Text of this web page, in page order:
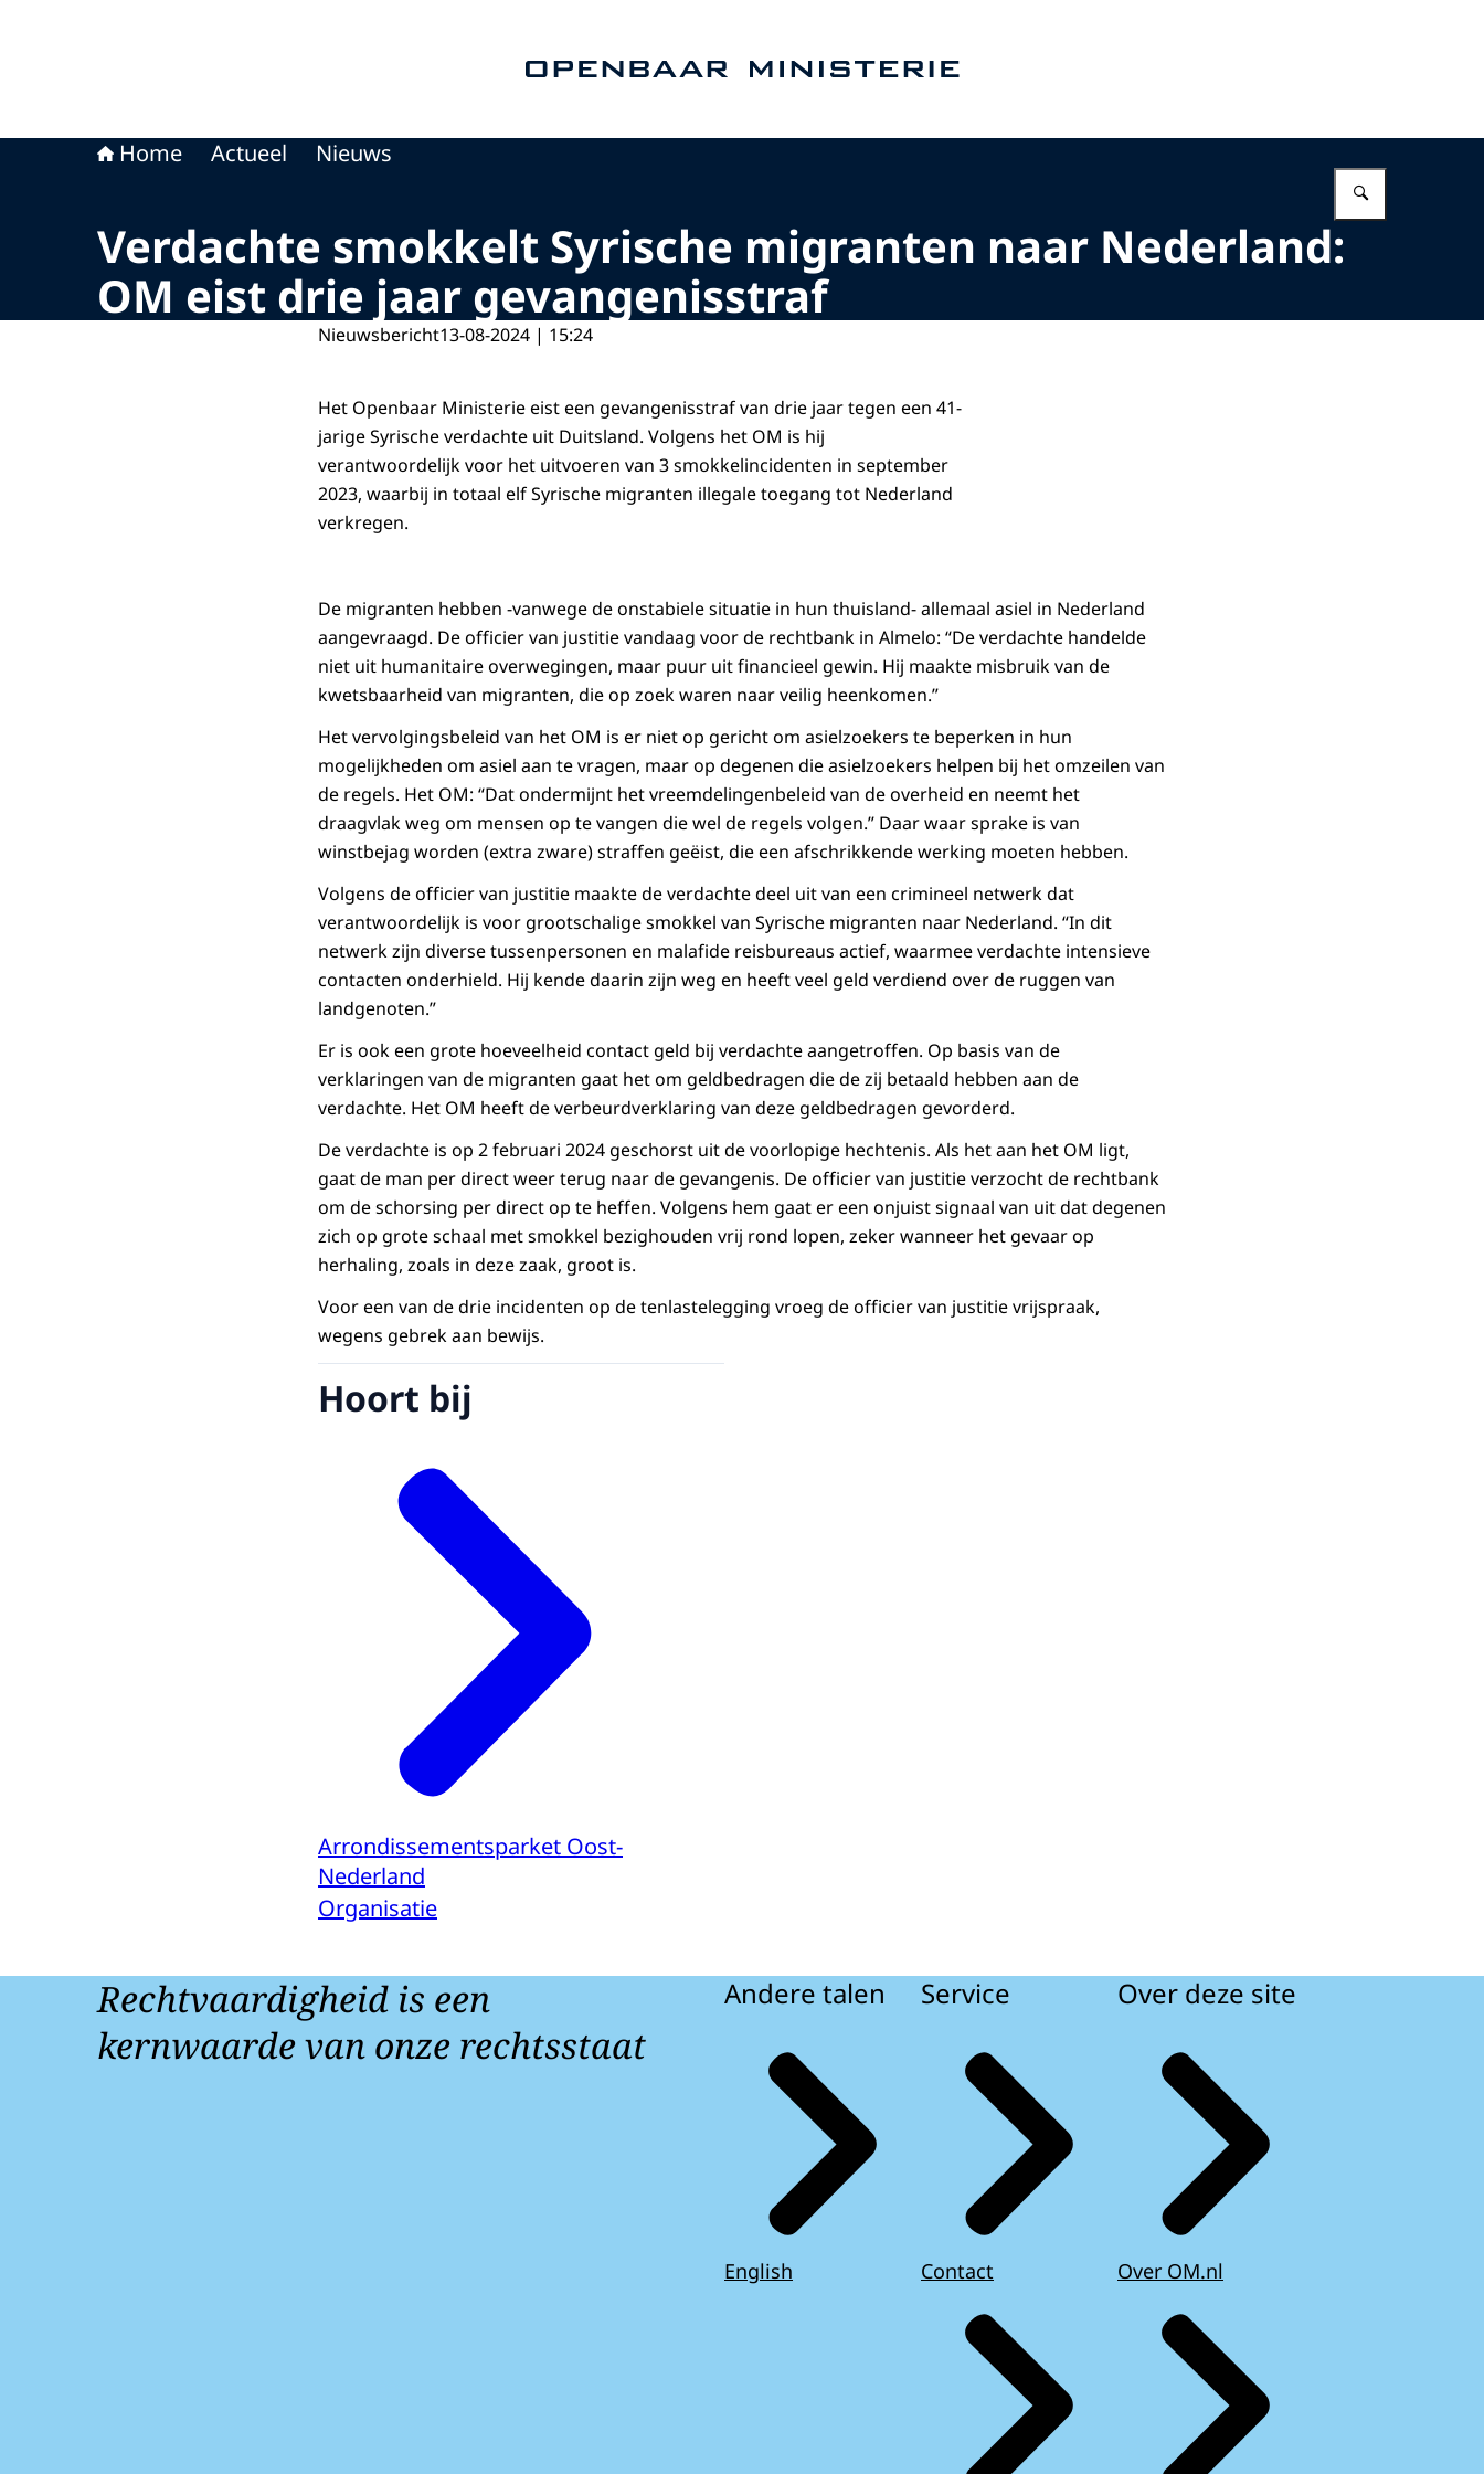
Home Actueel Nieuws
Verdachte smokkelt Syrische migranten naar Nederland:
OM eist drie jaar gevangenisstraf
Nieuwsbericht13-08-2024 | 15:24
Het Openbaar Ministerie eist een gevangenisstraf van drie jaar tegen een 41-
jarige Syrische verdachte uit Duitsland. Volgens het OM is hij
verantwoordelijk voor het uitvoeren van 3 smokkelincidenten in september
2023, waarbij in totaal elf Syrische migranten illegale toegang tot Nederland
verkregen.
De migranten hebben -vanwege de onstabiele situatie in hun thuisland- allemaal asiel in Nederland
aangevraagd. De officier van justitie vandaag voor de rechtbank in Almelo: “De verdachte handelde
niet uit humanitaire overwegingen, maar puur uit financieel gewin. Hij maakte misbruik van de
kwetsbaarheid van migranten, die op zoek waren naar veilig heenkomen.”
Het vervolgingsbeleid van het OM is er niet op gericht om asielzoekers te beperken in hun
mogelijkheden om asiel aan te vragen, maar op degenen die asielzoekers helpen bij het omzeilen van
de regels. Het OM: “Dat ondermijnt het vreemdelingenbeleid van de overheid en neemt het
draagvlak weg om mensen op te vangen die wel de regels volgen.” Daar waar sprake is van
winstbejag worden (extra zware) straffen geëist, die een afschrikkende werking moeten hebben.
Volgens de officier van justitie maakte de verdachte deel uit van een crimineel netwerk dat
verantwoordelijk is voor grootschalige smokkel van Syrische migranten naar Nederland. “In dit
netwerk zijn diverse tussenpersonen en malafide reisbureaus actief, waarmee verdachte intensieve
contacten onderhield. Hij kende daarin zijn weg en heeft veel geld verdiend over de ruggen van
landgenoten.”
Er is ook een grote hoeveelheid contact geld bij verdachte aangetroffen. Op basis van de
verklaringen van de migranten gaat het om geldbedragen die de zij betaald hebben aan de
verdachte. Het OM heeft de verbeurdverklaring van deze geldbedragen gevorderd.
De verdachte is op 2 februari 2024 geschorst uit de voorlopige hechtenis. Als het aan het OM ligt,
gaat de man per direct weer terug naar de gevangenis. De officier van justitie verzocht de rechtbank
om de schorsing per direct op te heffen. Volgens hem gaat er een onjuist signaal van uit dat degenen
zich op grote schaal met smokkel bezighouden vrij rond lopen, zeker wanneer het gevaar op
herhaling, zoals in deze zaak, groot is.
Voor een van de drie incidenten op de tenlastelegging vroeg de officier van justitie vrijspraak,
wegens gebrek aan bewijs.
Hoort bij
Arrondissementsparket Oost-
Nederland
Organisatie
Rechtvaardigheid is een
kernwaarde van onze rechtsstaat
Andere talen
English
Service
Contact
Over deze site
Over OM.nl